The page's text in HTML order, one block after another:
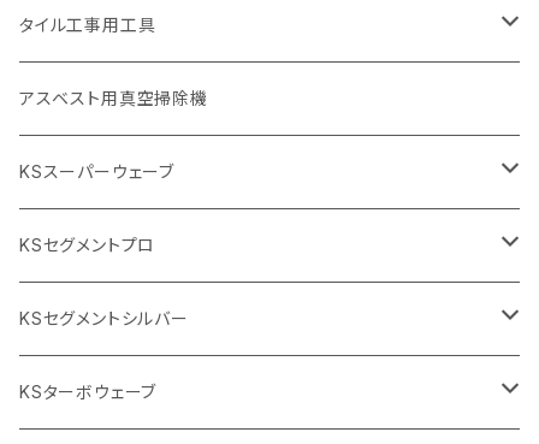
355mm（14インチ）
本体
電動切断機
本体
ダイヤモンドホイール
ブリック＆ブロック用切断機
穴あけ用工具
タイルニッパー
プロ用鏝（こて）
吸着盤
本体
低速回転
高速回転
付属品
撹拌羽根
撹拌軸
タイル工事用工具
手動工具
押し切り（手動切断機
押し切り替え刃（手動切断機替え刃
電動工具
電動切断機
タイルパッチ（ビブラート
アスベスト用真空掃除機
KSスーパーウェーブ
105mm（4インチ）
125ｍｍ（5インチ）
KSセグメントプロ
105mm（4インチ）
通常品
125mm（5インチ）
KSセグメントシルバー
105mm（4インチ）
KSターボウェーブ